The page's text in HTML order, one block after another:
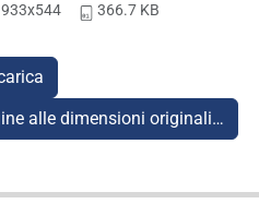
933x544 366.7 KB
alle dimensioni originali…